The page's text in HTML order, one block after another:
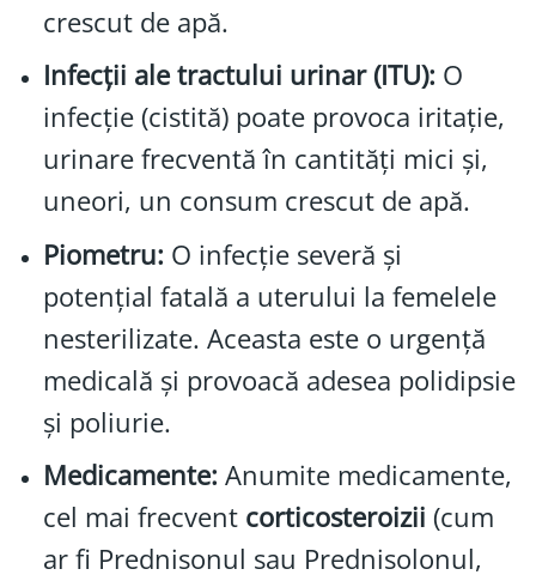
crescut de apă.
Infecții ale tractului urinar (ITU): O
infecție (cistită) poate provoca iritație,
urinare frecventă în cantități mici și,
uneori, un consum crescut de apă.
Piometru: O infecție severă și
potențial fatală a uterului la femelele
nesterilizate. Aceasta este o urgență
medicală și provoacă adesea polidipsie
și poliurie.
Medicamente: Anumite medicamente,
cel mai frecvent corticosteroizii (cum
ar fi Prednisonul sau Prednisolonul,